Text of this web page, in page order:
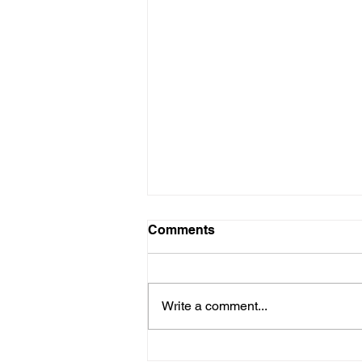
Probleme probleme
Die hoop het toe nie beskaam
noemenswaardige resensie –
Trisa Hugo se skrywe oor...
Comments
Write a comment...